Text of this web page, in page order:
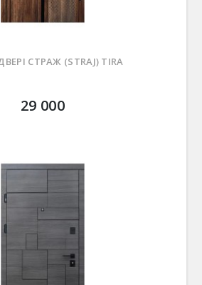
СТРАЖ (STRAJ) TIRA
29 000